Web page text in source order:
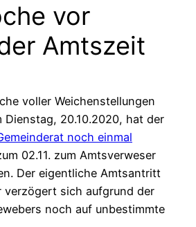
vor
Amtszeit
voller Weichenstellungen
Dienstag, 20.10.2020, hat der
noch einmal
02.11. zum Amtsverweser
Der eigentliche Amtsantritt
verzögert sich aufgrund der
noch auf unbestimmte